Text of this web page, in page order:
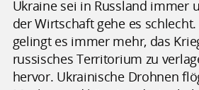
Ukraine sei in Russland immer
der Wirtschaft gehe es
gelingt es immer mehr, das
russisches Territorium zu
hervor. Ukrainische Drohnen